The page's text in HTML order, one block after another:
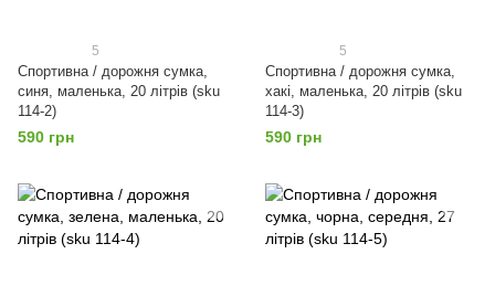
5
Спортивна / дорожня сумка,
синя, маленька, 20 літрів (sku
114-2)
590 грн
5
Спортивна / дорожня сумка,
хакі, маленька, 20 літрів (sku
114-3)
590 грн